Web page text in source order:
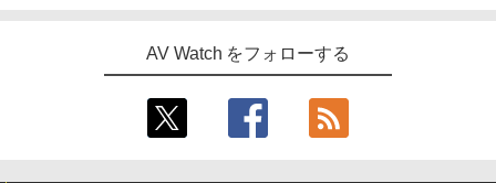
AV Watch をフォローする